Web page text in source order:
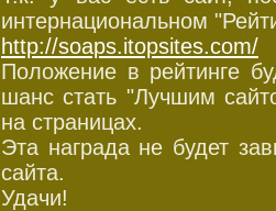
интернациональном
http://soaps.itopsites.com/
Положение в рейтинге
шанс стать "Лучшим
на страницах.
Эта награда не будет
сайта.
Удачи!